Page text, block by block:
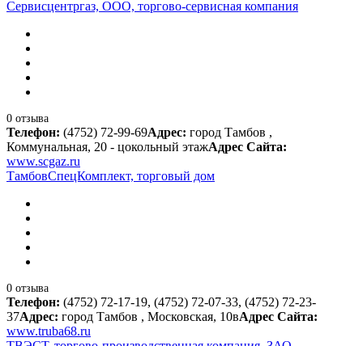
Сервисцентргаз, ООО, торгово-сервисная компания
0 отзыва
Телефон: (4752) 72-99-69Адрес: город Тамбов ,
Коммунальная, 20 - цокольный этажАдрес Сайта:
www.scgaz.ru
ТамбовСпецКомплект, торговый дом
0 отзыва
Телефон: (4752) 72-17-19, (4752) 72-07-33, (4752) 72-23-
37Адрес: город Тамбов , Московская, 10вАдрес Сайта:
www.truba68.ru